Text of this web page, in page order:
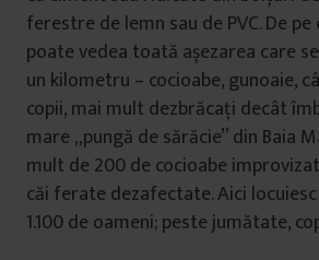
ferestre de lemn sau de PVC. De
poate vedea toată așezarea care
un kilometru – cocioabe, gunoaie,
copii, mai mult dezbrăcați decât
mare „pungă de sărăcie” din Baia
mult de 200 de cocioabe
căi ferate dezafectate. Aici
1.100 de oameni; peste jumătate,